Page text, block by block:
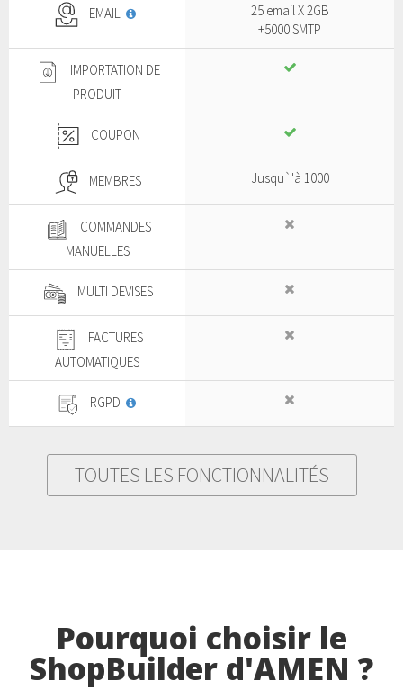
EMAIL
25 email X 2GB
+5000 SMTP
IMPORTATION DE
PRODUIT
COUPON
MEMBRES Jusqu`'à 1000
COMMANDES
MANUELLES
MULTI DEVISES
FACTURES
AUTOMATIQUES
RGPD
TOUTES LES FONCTIONNALITÉS
Pourquoi choisir le
ShopBuilder d'AMEN ?